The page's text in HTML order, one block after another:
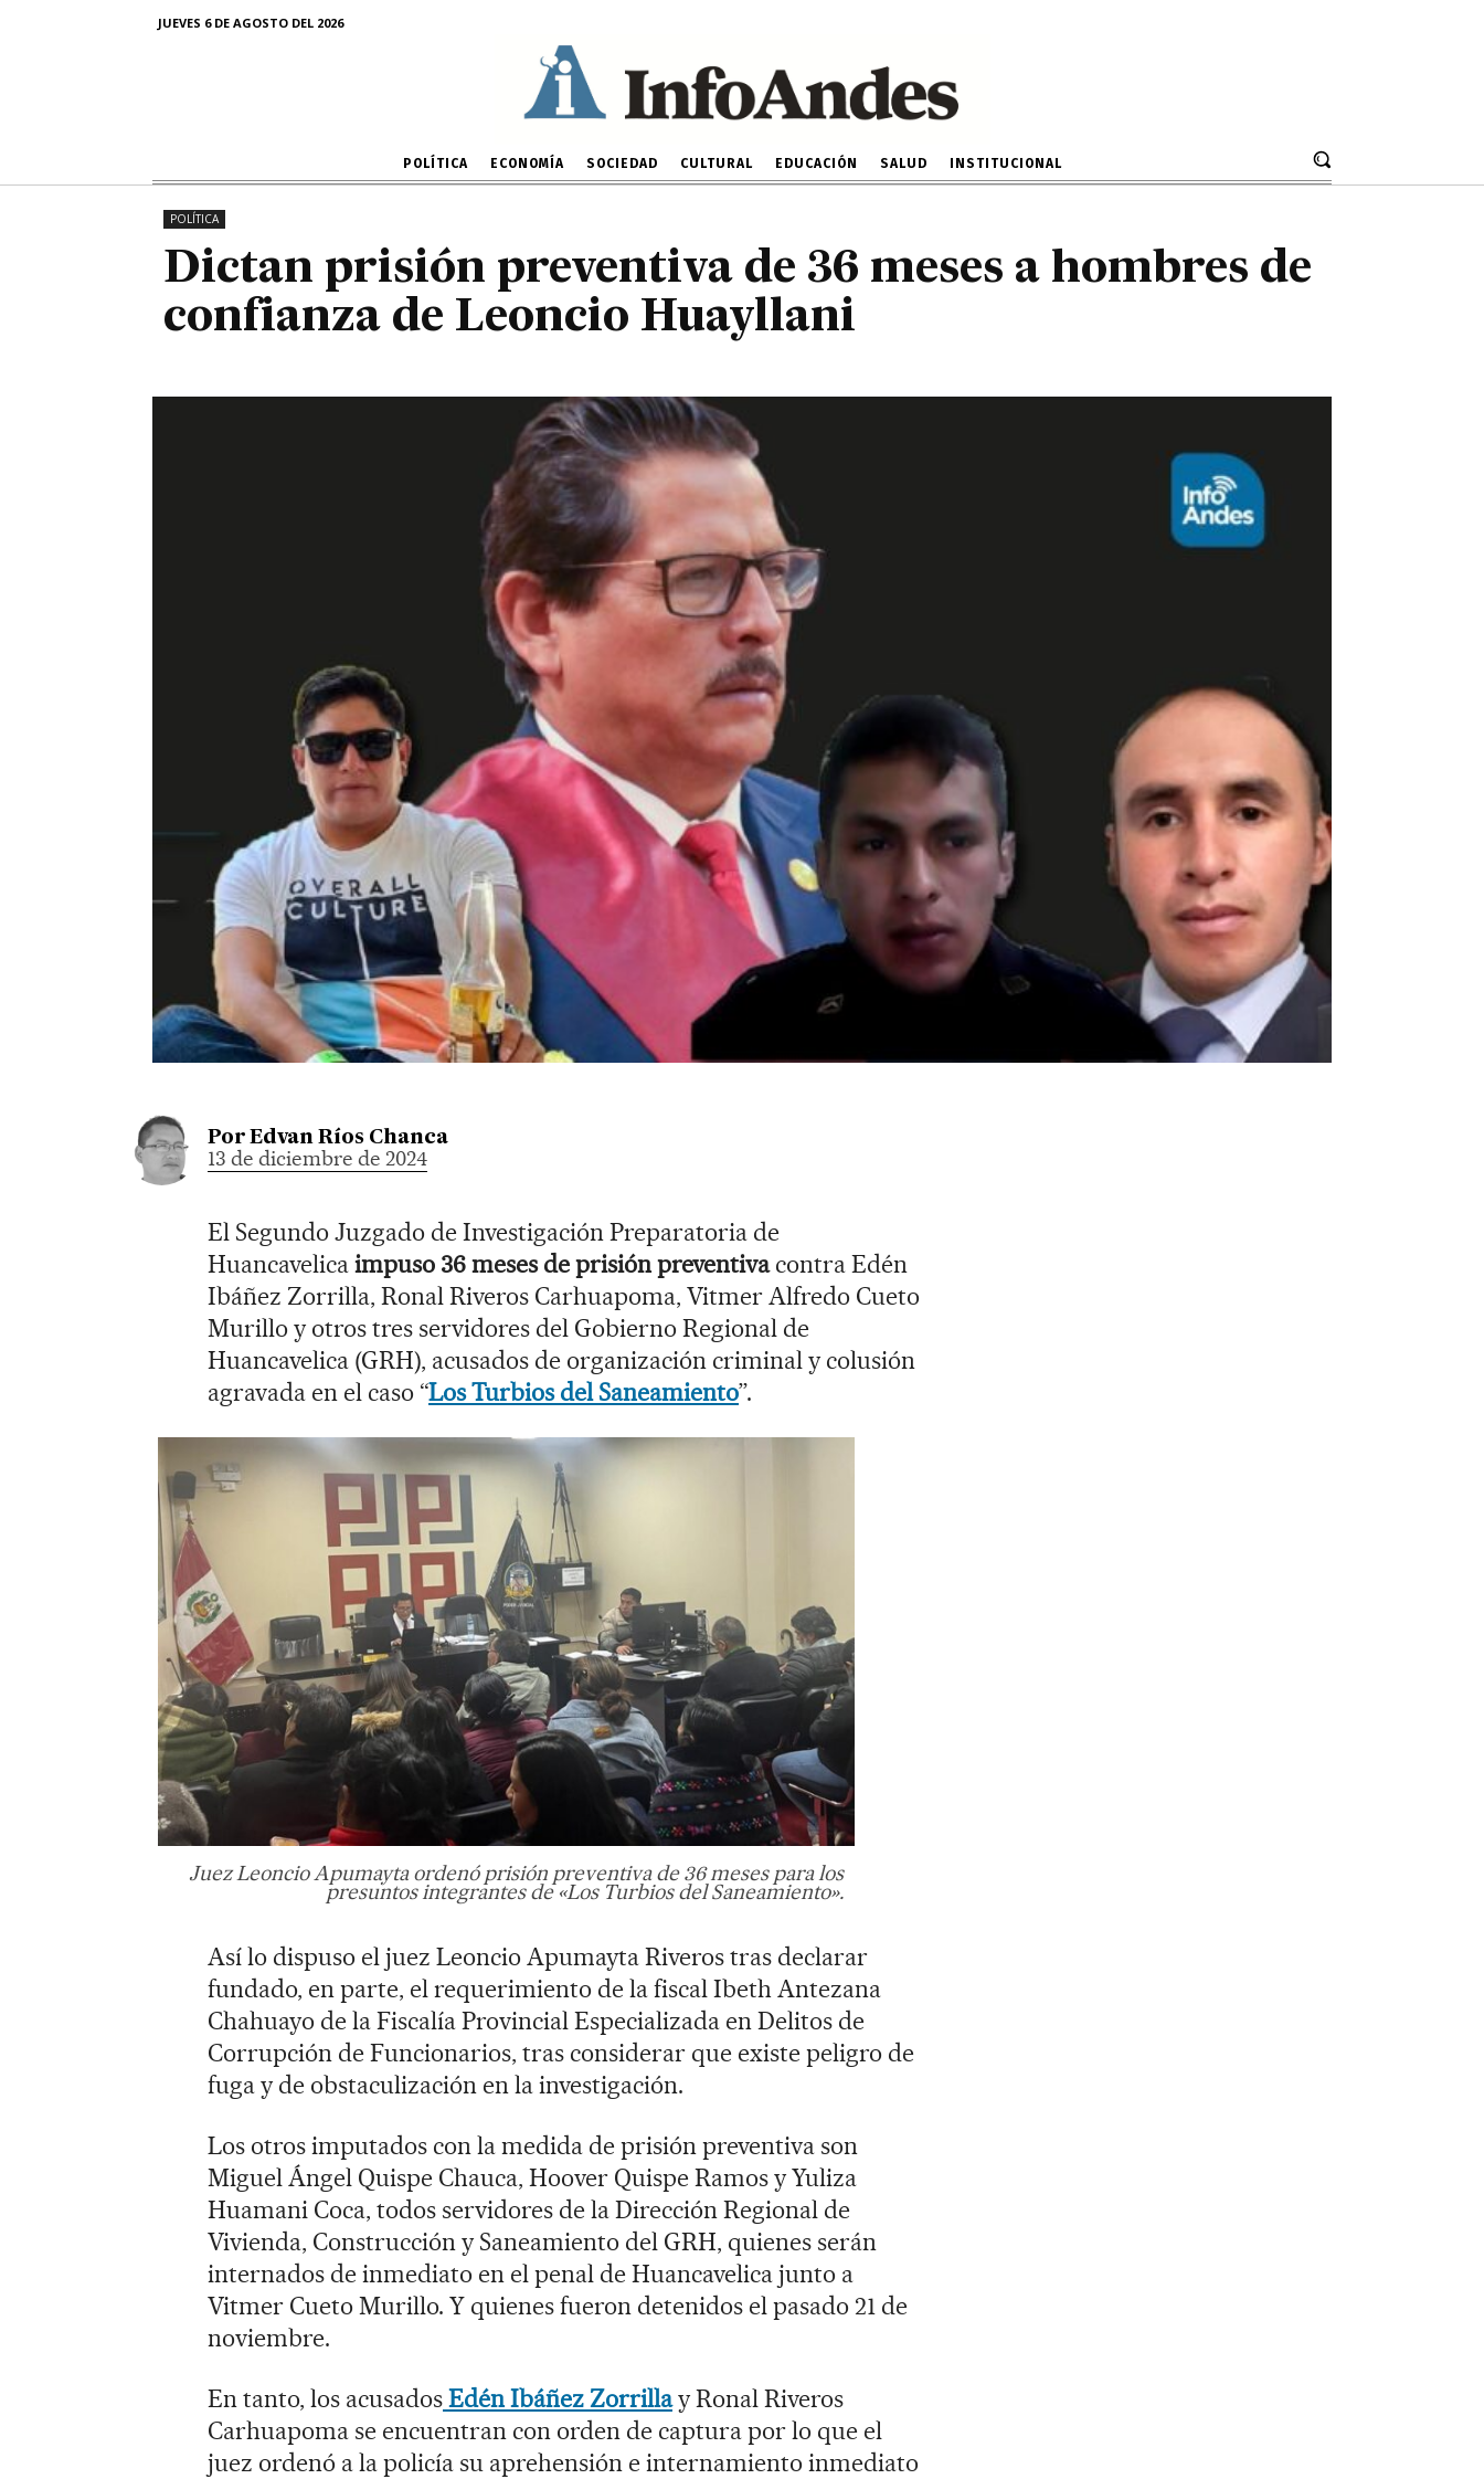
JUEVES 6 DE AGOSTO DEL 2026
POLÍTICA ECONOMÍA SOCIEDAD CULTURAL EDUCACIÓN SALUD INSTITUCIONAL
Dictan prisión preventiva de 36 meses a hombres de
confianza de Leoncio Huayllani
POLÍTICA
Dictan prisión preventiva de 36 meses a hombres de
confianza de Leoncio Huayllani
Por Edvan Ríos Chanca
13 de diciembre de 2024
El Segundo Juzgado de Investigación Preparatoria de
Huancavelicaimpuso 36 meses de prisión preventivacontra Edén
Ibáñez Zorrilla, Ronal Riveros Carhuapoma, Vitmer Alfredo Cueto
Murillo y otros tres servidores del Gobierno Regional de
Huancavelica (GRH), acusados de organización criminal y colusión
agravada en el caso “Los Turbios del Saneamiento”.
Juez Leoncio Apumayta ordenó prisión preventiva de 36 meses para los
presuntos integrantes de «Los Turbios del Saneamiento».
Así lo dispuso el juez Leoncio Apumayta Riveros tras declarar
fundado, en parte, el requerimiento de la fiscal Ibeth Antezana
Chahuayo de la Fiscalía Provincial Especializada en Delitos de
Corrupción de Funcionarios, tras considerar que existe peligro de
fuga y de obstaculización en la investigación.
Los otros imputados con la medida de prisión preventiva son
Miguel Ángel Quispe Chauca, Hoover Quispe Ramos y Yuliza
Huamani Coca, todos servidores de la Dirección Regional de
Vivienda, Construcción y Saneamiento del GRH, quienes serán
internados de inmediato en el penal de Huancavelica junto a
Vitmer Cueto Murillo. Y quienes fueron detenidos el pasado 21 de
noviembre.
En tanto, los acusadosEdén Ibáñez Zorrillay Ronal Riveros
Carhuapoma se encuentran con orden de captura por lo que el
juez ordenó a la policía su aprehensión e internamiento inmediato